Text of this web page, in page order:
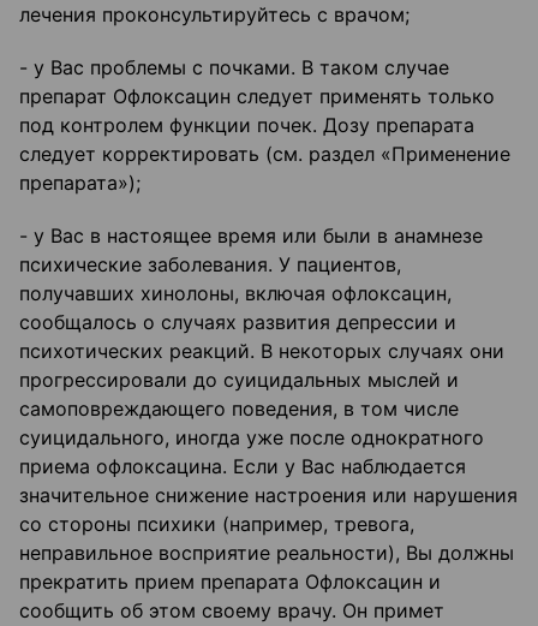
лечения проконсультируйтесь с врачом;
- у Вас проблемы с почками. В таком случае
препарат Офлоксацин следует применять только
под контролем функции почек. Дозу препарата
следует корректировать (см. раздел «Применение
препарата»);
- у Вас в настоящее время или были в анамнезе
психические заболевания. У пациентов,
получавших хинолоны, включая офлоксацин,
сообщалось о случаях развития депрессии и
психотических реакций. В некоторых случаях они
прогрессировали до суицидальных мыслей и
самоповреждающего поведения, в том числе
суицидального, иногда уже после однократного
приема офлоксацина. Если у Вас наблюдается
значительное снижение настроения или нарушения
со стороны психики (например, тревога,
неправильное восприятие реальности), Вы должны
прекратить прием препарата Офлоксацин и
сообщить об этом своему врачу. Он примет